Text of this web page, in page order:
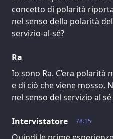
concetto di polarità
nel senso della polarità
servizio-al-sé?
Ra
Io sono Ra. C’era polarità
e di ciò che viene mosso.
nel senso del servizio al
78.15
Intervistatore